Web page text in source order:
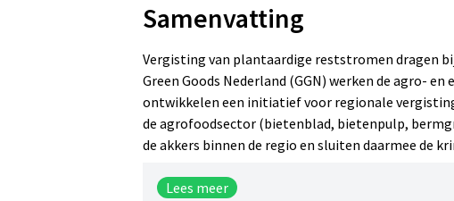
Samenvatting
Vergisting van plantaardige reststromen dragen
Green Goods Nederland (GGN) werken de agro- en
ontwikkelen een initiatief voor regionale
de agrofoodsector (bietenblad, bietenpulp,
de akkers binnen de regio en sluiten daarmee de
Lees meer